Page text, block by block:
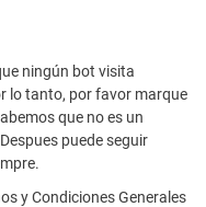
ningún bot visita
lo tanto, por favor marque
que no es un
puede seguir
y Condiciones Generales